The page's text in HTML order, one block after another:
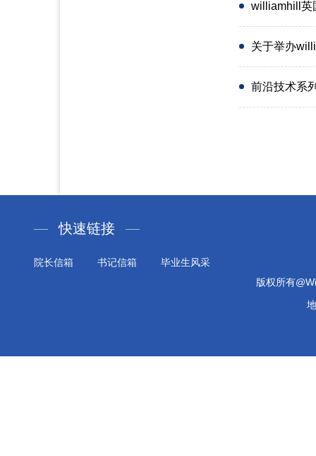
williamhill英
关于举办
前沿技术系
快速链接
院长信箱 书记信箱
毕业生风采
版权所有